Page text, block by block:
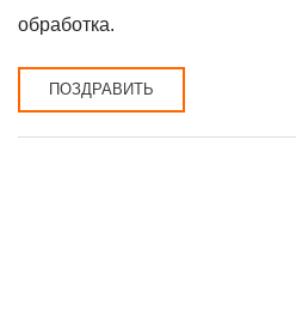
обработка.
ПОЗДРАВИТЬ